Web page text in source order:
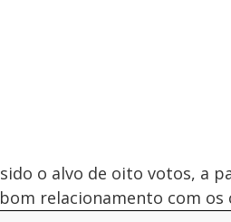
o alvo de oito votos, a
relacionamento com os